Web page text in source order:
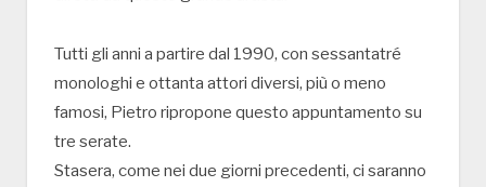
Tutti gli anni a partire dal 1990, con sessantatré
monologhi e ottanta attori diversi, più o meno
famosi, Pietro ripropone questo appuntamento su
tre serate.
Stasera, come nei due giorni precedenti, ci saranno